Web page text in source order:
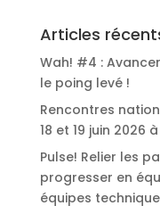
Articles
Wah! #4 :
le poing levé !
Rencontres
18 et 19 juin 2026
Pulse! Relier les
progresser en
équipes